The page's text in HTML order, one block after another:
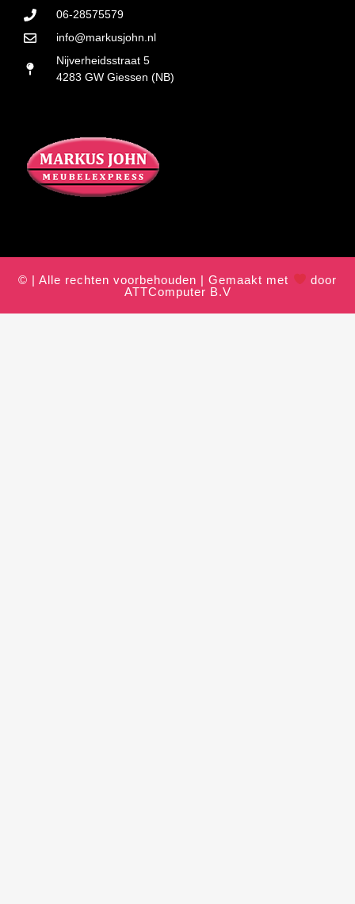
06-28575579
info@markusjohn.nl
Nijverheidsstraat 5
4283 GW Giessen (NB)
© | Alle rechten voorbehouden | Gemaakt met
door
ATTComputer B.V